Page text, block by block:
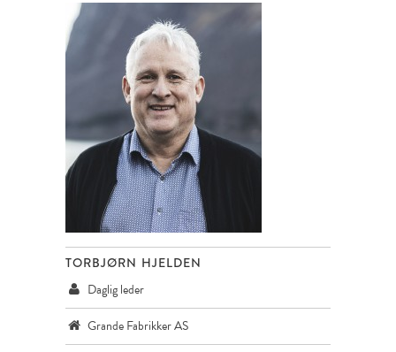
TORBJØRN HJELDEN
Daglig leder
Grande Fabrikker AS